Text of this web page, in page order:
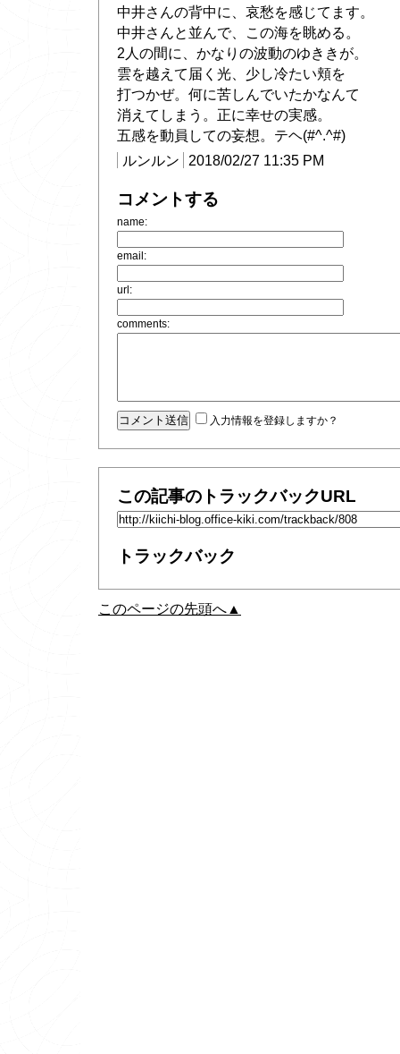
中井さんの背中に、哀愁を感じてます。
中井さんと並んで、この海を眺める。
2人の間に、かなりの波動のゆききが。
雲を越えて届く光、少し冷たい頬を
打つかぜ。何に苦しんでいたかなんて
消えてしまう。正に幸せの実感。
五感を動員しての妄想。テヘ(#^.^#)
ルンルン
2018/02/27 11:35 PM
コメントする
name:
email:
url:
comments:
入力情報を登録しますか？
この記事のトラックバックURL
トラックバック
このページの先頭へ▲